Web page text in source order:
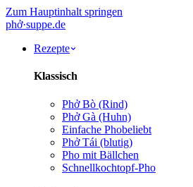
Zum Hauptinhalt springen
phở·suppe.de
Rezepte
Klassisch
Phở Bò (Rind)
Phở Gà (Huhn)
Einfache Phobeliebt
Phở Tái (blutig)
Pho mit Bällchen
Schnellkochtopf-Pho